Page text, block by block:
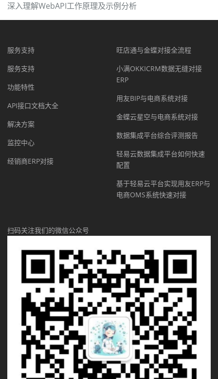
深入理解WebAPI工作原理及示例分析
服务支持
服务支持
功能特性
API接口文档大全
解决方案
监控中心
经销商ERP对接
旺店通与金蝶对接全流程
小满OKKICRM数据无缝对接
ERP
用友BIP与电商系统对接
金蝶云星空与电商系统对接
数据集成平台综合评测报告
轻易云数据集成平台如何快速
配置
基于轻易云平台实现用友ERP与
电商OMS系统快速对接
扫码关注我们的微信公众号